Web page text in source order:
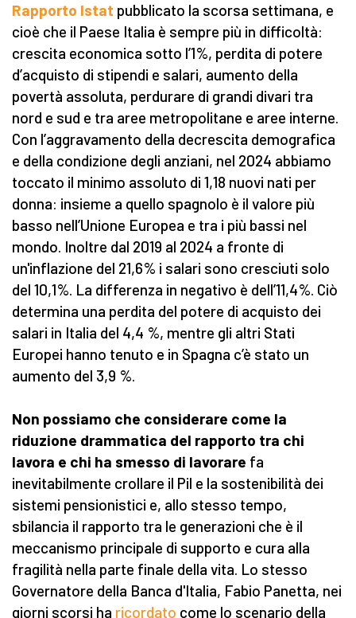
Rapporto Istat pubblicato la scorsa settimana, e
cioè che il Paese Italia è sempre più in difficoltà:
crescita economica sotto l’1%, perdita di potere
d’acquisto di stipendi e salari, aumento della
povertà assoluta, perdurare di grandi divari tra
nord e sud e tra aree metropolitane e aree interne.
Con l’aggravamento della decrescita demografica
e della condizione degli anziani, nel 2024 abbiamo
toccato il minimo assoluto di 1,18 nuovi nati per
donna: insieme a quello spagnolo è il valore più
basso nell’Unione Europea e tra i più bassi nel
mondo. Inoltre dal 2019 al 2024 a fronte di
un'inflazione del 21,6% i salari sono cresciuti solo
del 10,1%. La differenza in negativo è dell’11,4%. Ciò
determina una perdita del potere di acquisto dei
salari in Italia del 4,4 %, mentre gli altri Stati
Europei hanno tenuto e in Spagna c’è stato un
aumento del 3,9 %.
Non possiamo che considerare come la
riduzione drammatica del rapporto tra chi
lavora e chi ha smesso di lavorare fa
inevitabilmente crollare il Pil e la sostenibilità dei
sistemi pensionistici e, allo stesso tempo,
sbilancia il rapporto tra le generazioni che è il
meccanismo principale di supporto e cura alla
fragilità nella parte finale della vita. Lo stesso
Governatore della Banca d'Italia, Fabio Panetta, nei
giorni scorsi ha ricordato come lo scenario della